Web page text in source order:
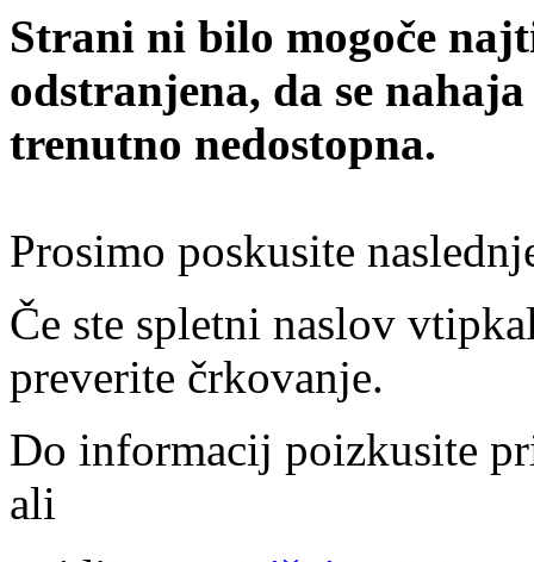
Strani ni bilo mogoče
odstranjena, da se
trenutno nedostopna.
Prosimo poskusite
Če ste spletni naslov
preverite črkovanje.
Do informacij poizkusite
ali